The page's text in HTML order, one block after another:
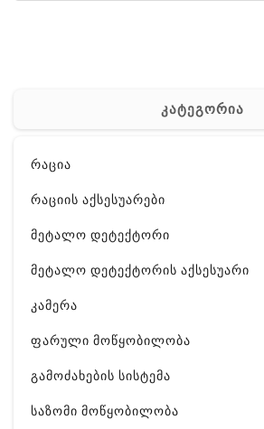
კატეგორია
რაცია
რაციის აქსესუარები
მეტალო დეტექტორი
მეტალო დეტექტორის აქსესუარი
კამერა
ფარული მოწყობილობა
გამოძახების სისტემა
საზომი მოწყობილობა